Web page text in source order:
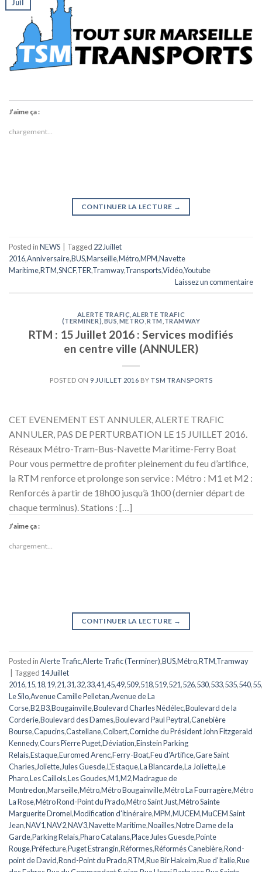
Juil
J’aime ça :
chargement…
CONTINUER LA LECTURE →
Posted inNEWS Tagged 22 Juillet
2016,Anniversaire,BUS,Marseille,Métro,MPM,Navette
Maritime,RTM,SNCF,TER,Tramway,Transports,Vidéo,Youtube
Laissez un commentaire
ALERTE TRAFIC ALERTE TRAFIC
(TERMINER) BUS MÉTRO ,RTM TRAMWAY
RTM : 15 Juillet 2016 : Services modifiés
en centre ville (ANNULER)
POSTED ON 9 JUILLET 2016 BYTSM TRANSPORTS
CET EVENEMENT EST ANNULER, ALERTE TRAFIC
ANNULER, PAS DE PERTURBATION LE 15 JUILLET 2016.
Réseaux Métro-Tram-Bus-Navette Maritime-Ferry Boat
Pour vous permettre de profiter pleinement du feu d’artifice,
la RTM renforce et prolonge son service : Métro : M1 et M2 :
Renforcés à partir de 18h00 jusqu’à 1h00 (dernier départ de
chaque terminus). Stations : […]
J’aime ça :
chargement…
CONTINUER LA LECTURE →
Posted inAlerte Trafic,Alerte Trafic (Terminer),BUS,Métro,RTM,Tramway
Tagged 14 Juillet
2016,15,18,19,21,31,32,33,41,45,49,509,518,519,521,526,530,533,535,540,55,
Le Silo,Avenue Camille Pelletan,Avenue de La
Corse,B2,B3,Bougainville,Boulevard Charles Nédélec,Boulevard de la
Corderie,Boulevard des Dames,Boulevard Paul Peytral,Canebière
Bourse,Capucins,Castellane,Colbert,Corniche du Président John Fitzgerald
Kennedy,Cours Pierre Puget,Déviation,Einstein Parking
Relais,Estaque,Euromed Arenc,Ferry-Boat,Feu d'Artifice,Gare Saint
Charles,Joliette,Jules Guesde,L'Estaque,La Blancarde,La Joliette,Le
Pharo,Les Caillols,Les Goudes,M1,M2,Madrague de
Montredon,Marseille,Métro,Métro Bougainville,Métro La Fourragère,Métro
La Rose,Métro Rond-Point du Prado,Métro Saint Just,Métro Sainte
Marguerite Dromel,Modification d'itinéraire,MPM,MUCEM,MuCEM Saint
Jean,NAV1,NAV2,NAV3,Navette Maritime,Noailles,Notre Dame de la
Garde,Parking Relais,Pharo Catalans,Place Jules Guesde,Pointe
Rouge,Préfecture,Puget Estrangin,Réformes,Réformés Canebière,Rond-
point de David,Rond-Point du Prado,RTM,Rue Bir Hakeim,Rue d'Italie,Rue